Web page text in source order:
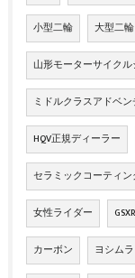
小型二輪 大型二輪
山形モーターサイクル
ミドルクラスアドベ
HQV正規ディーラー
セラミックコーティン
女性ライダー GSXR
カーボン ヨシムラ